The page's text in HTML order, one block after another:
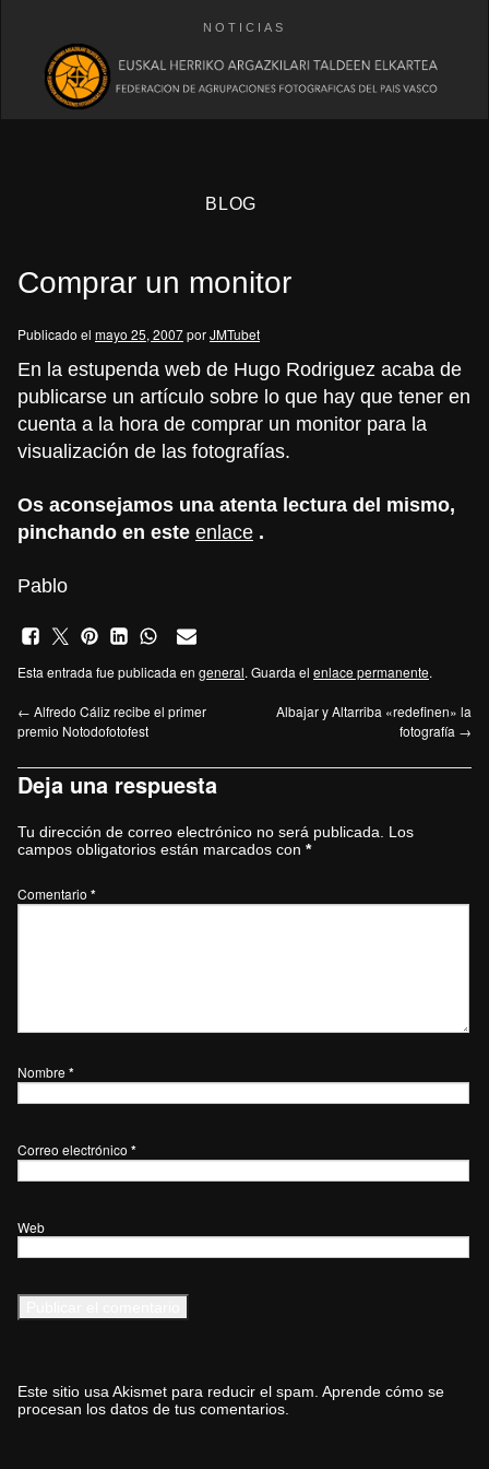
NOTICIAS
BLOG
Comprar un monitor
Publicado el mayo 25, 2007porJMTubet
En la estupenda web de Hugo Rodriguez acaba de
publicarse un artículo sobre lo que hay que tener en
cuenta a la hora de comprar un monitor para la
visualización de las fotografías.
Os aconsejamos una atenta lectura del mismo,
pinchando en este enlace .
Pablo
Esta entrada fue publicada en general. Guarda el enlace permanente.
← Alfredo Cáliz recibe el primer
premio Notodofotofest
Albajar y Altarriba «redefinen» la
fotografía →
Deja una respuesta
Tu dirección de correo electrónico no será publicada.
Los
campos obligatorios están marcados con *
Comentario *
Nombre *
Correo electrónico *
Web
Este sitio usa Akismet para reducir el spam. Aprende cómo se
procesan los datos de tus comentarios.